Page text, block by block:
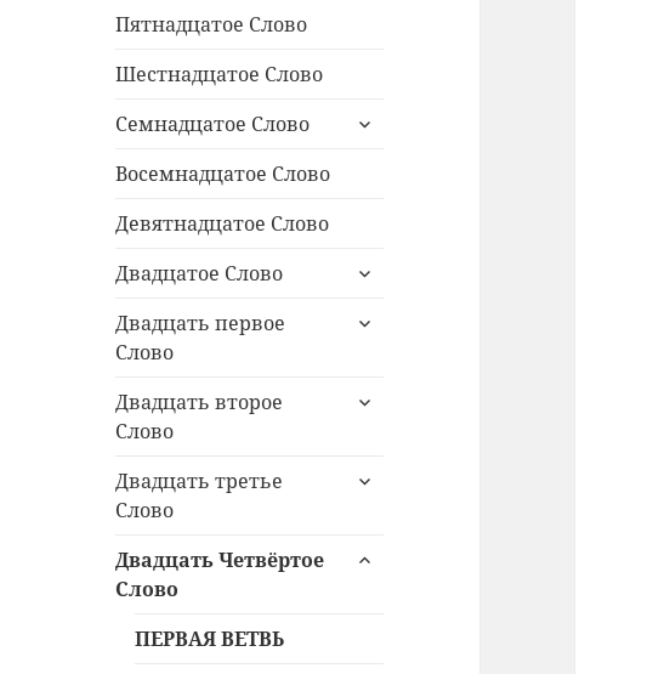
Пятнадцатое Слово
Шестнадцатое Слово
Семнадцатое Слово
раскрыть
Восемнадцатое Слово
Девятнадцатое Слово
Двадцатое Слово
раскрыть
меню
Двадцать первое
Слово
раскрыть
Двадцать второе
Слово
раскрыть
Двадцать третье
Слово
раскрыть
Двадцать Четвёртое
Слово
раскрыть
ПЕРВАЯ ВЕТВЬ